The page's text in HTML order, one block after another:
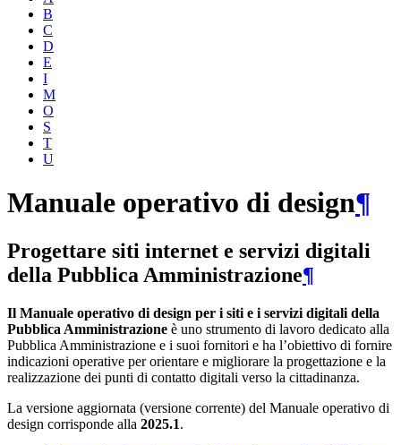
B
C
D
E
I
M
O
S
T
U
Manuale operativo di design¶
Progettare siti internet e servizi digitali
della Pubblica Amministrazione¶
Il Manuale operativo di design per i siti e i servizi digitali della
Pubblica Amministrazione è uno strumento di lavoro dedicato alla
Pubblica Amministrazione e i suoi fornitori e ha l’obiettivo di fornire
indicazioni operative per orientare e migliorare la progettazione e la
realizzazione dei punti di contatto digitali verso la cittadinanza.
La versione aggiornata (versione corrente) del Manuale operativo di
design corrisponde alla 2025.1.